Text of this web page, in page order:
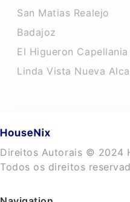
San Matias Realejo
Badajoz
El Higueron Capellania
Linda Vista Nueva
Direitos Autorais © 2024
Todos os direitos